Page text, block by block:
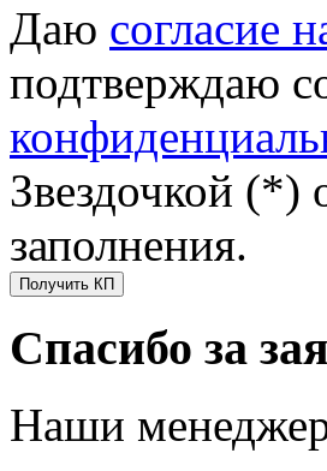
Даю согласие
подтверждаю
Звездочкой (*)
заполнения.
Получить КП
Спасибо за
Наши